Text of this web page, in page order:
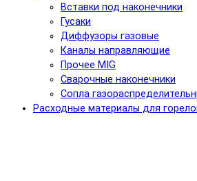
Вставки под наконечники
Гусаки
Диффузоры газовые
Каналы направляющие
Прочее MIG
Сварочные наконечники
Сопла
Расходные материалы для